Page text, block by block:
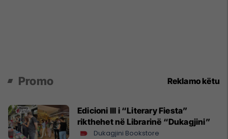
Promo Reklamo këtu
Edicioni III i “Literary Fiesta”
rikthehet në Librarinë “Dukagjini”
Dukagjini Bookstore